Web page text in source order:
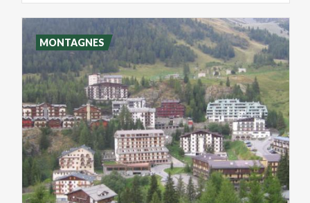
MONTAGNES